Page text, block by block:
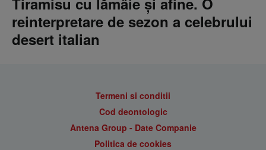
reinterpretare de sezon a celebrului
desert italian
Termeni si conditii
Cod deontologic
Antena Group - Date Companie
Politica de cookies